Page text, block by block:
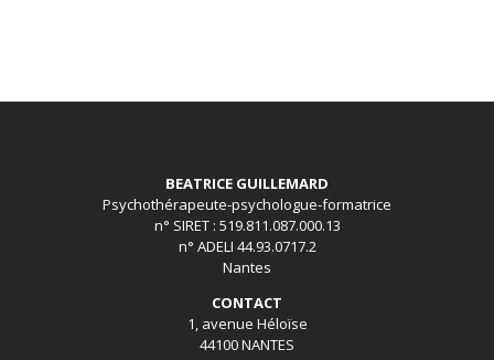
BEATRICE GUILLEMARD
Psychothérapeute-psychologue-formatrice
n° SIRET : 519.811.087.000.13
n° ADELI 44.93.0717.2
Nantes
CONTACT
1, avenue Héloïse
44100 NANTES